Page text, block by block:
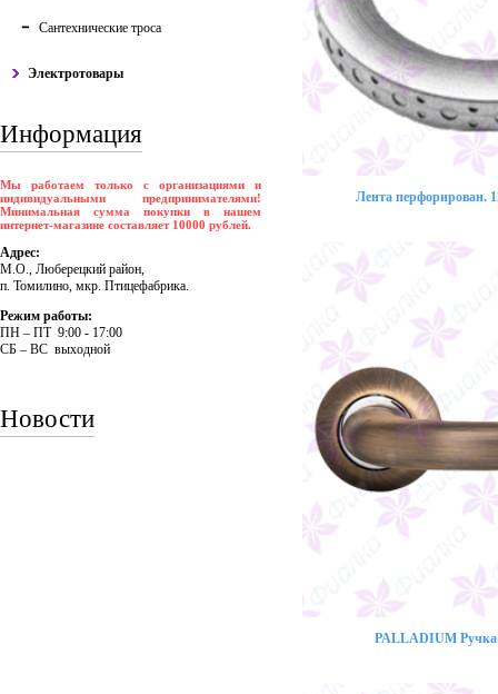
Сантехнические троса
Электротовары
Информация
Мы работаем только с организациями и
индивидуальными предпринимателями!
Минимальная сумма покупки в нашем
интернет-магазине составляет 10000 рублей.
Адрес:
М.О., Люберецкий район,
п. Томилино, мкр. Птицефабрика.
Режим работы:
ПH – ПT 9:00 - 17:00
CБ – BC выходной
Новости
Лента перфорирован.
PALLADIUM Ручка